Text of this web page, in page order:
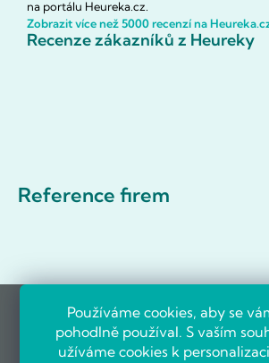
Používáme cookies, aby se
pohodlně používal. S vaším
užíváme cookies k
na portálu Heureka.cz.
Zobrazit více než 5000 recenzí na
Recenze zákazníků z Heureky
Reference firem